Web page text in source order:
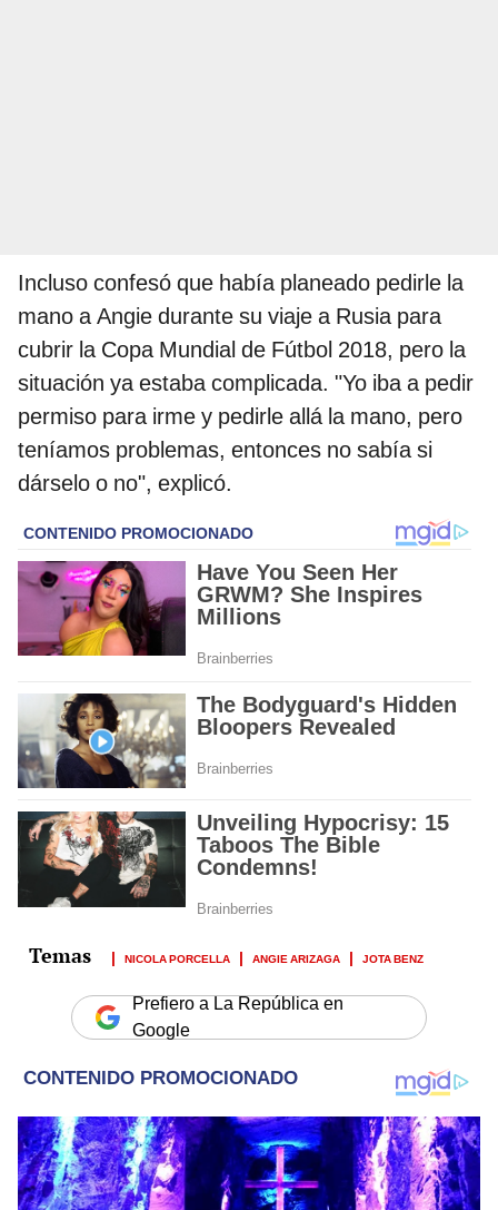
Incluso confesó que había planeado pedirle la
mano a Angie durante su viaje a Rusia para
cubrir la Copa Mundial de Fútbol 2018, pero la
situación ya estaba complicada. "Yo iba a pedir
permiso para irme y pedirle allá la mano, pero
teníamos problemas, entonces no sabía si
dárselo o no", explicó.
NICOLA PORCELLA ANGIE ARIZAGA JOTA BENZ
Prefiero a La República en
Google